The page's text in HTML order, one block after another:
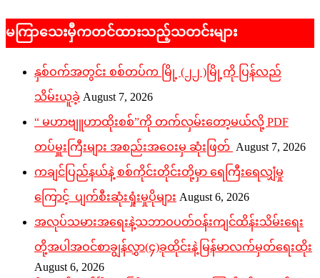
မကြာသေးမှီကတင်ထားသည့်သတင်းများ
နှစ်ဝက်အတွင်း စစ်တပ်က မြို့ (၂၂ )မြို့ကို ပြန်လည်
သိမ်းယူခဲ့ August 7, 2026
“ မဟာဗျူဟာထိုးစစ်”ကို တက်လှမ်းတော့မယ်လို့ PDF
တပ်မှူးကြီးများ အစည်းအဝေးမှ ဆုံးဖြတ် August 7, 2026
ကချင်ပြည်နယ်နဲ့ စစ်ကိုင်းတိုင်းတို့မှာ ရေကြီးရေလျှံမှု
ကြောင့် ပျက်စီးဆုံးရှုံးမှုပိုများ August 6, 2026
အလုပ်သမားအရေးနဲ့သဘာဝပတ်ဝန်းကျင်ထိန်းသိမ်းရေး
တို့အပါအဝင်စာချွန်လွှာ(၄)ခုထိုင်းနဲ့မြန်မာလက်မှတ်ရေးထိုး
August 6, 2026